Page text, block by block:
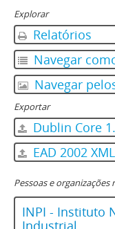
Explorar
Relatórios
Navegar
Navegar
Exportar
Dublin Core
EAD 2002 XML
Pessoas e organizações
INPI - Instituto
Industrial